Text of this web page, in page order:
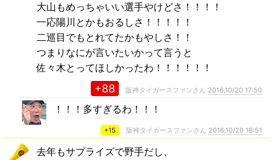
大山もめっちゃいい選手やけどさ！！！！
一応陽川とかもおるしさ！！！！！
二巡目でもとれてたかもやしさ！！
つまりなにが言いたいかって言うと
佐々木とってほしかったわ！！！！！！
+88 阪神タイガースファンさん 2016,10/20 17:50
！！！多すぎるわ！！！
+15 阪神タイガースファンさん 2016,10/20 18:51
去年もサプライズで野手だし、